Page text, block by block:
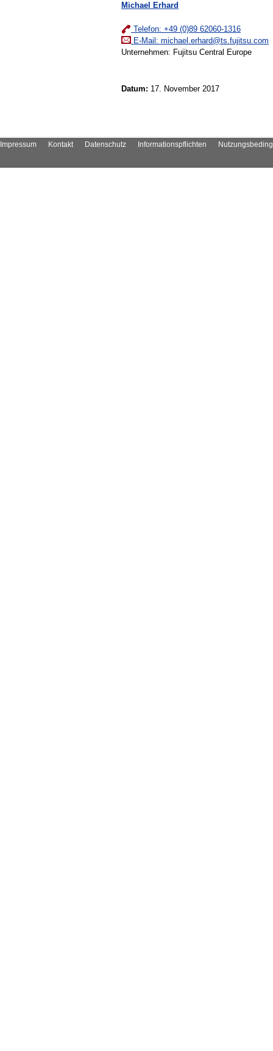
Michael Erhard
Telefon: +49 (0)89 62060-1316
E-Mail: michael.erhard@ts.fujitsu.com
Unternehmen: Fujitsu Central Europe
Datum: 17. November 2017
Impressum Kontakt Datenschutz Informationspflichten